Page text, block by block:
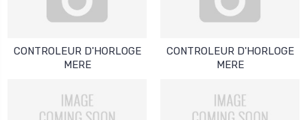
CONTROLEUR D'HORLOGE
MERE
CONTROLEUR D'HORLOGE
MERE